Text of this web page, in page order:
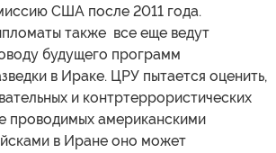
США после 2011 года.
также все еще ведут
будущего программ
в Ираке. ЦРУ пытается оценить,
и контртеррористических
проводимых американскими
в Иране оно может